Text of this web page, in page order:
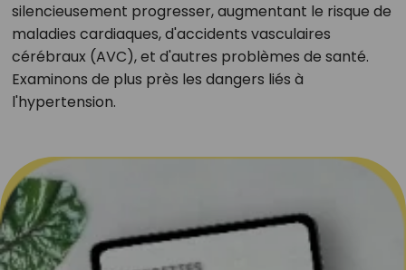
silencieusement progresser, augmentant le risque de
maladies cardiaques, d'accidents vasculaires
cérébraux (AVC), et d'autres problèmes de santé.
Examinons de plus près les dangers liés à
l'hypertension.